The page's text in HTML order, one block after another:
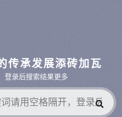
传承发展添砖加瓦
登录后搜索结果更多